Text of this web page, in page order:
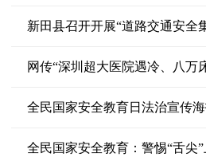
新田县召开开展“道路交通安全
网传“深圳超大医院遇冷、八万
全民国家安全教育日法治宣传
全民国家安全教育：警惕“舌尖